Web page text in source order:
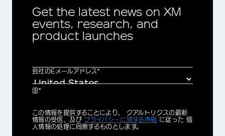
Get the latest news on XM
events, research, and
product launches
会社のEメールアドレス*
国*
Privacy
Optin
この情報を提供することにより、 クアルトリクスの最新
情報の受信、及び プライバシーに関する声明 に従った 個
人情報の処理に同意するものとします。